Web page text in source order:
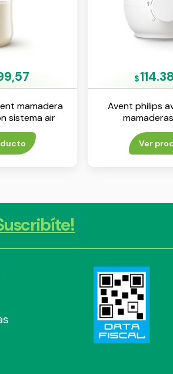
mamadera
sistema air
ml
$
Avent philips
Ver